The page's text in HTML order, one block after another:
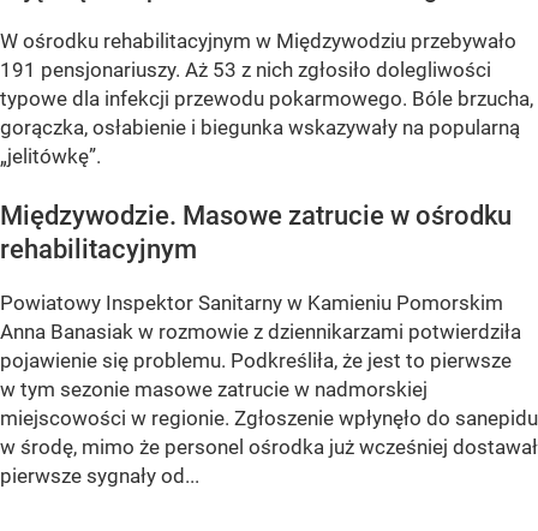
W ośrodku rehabilitacyjnym w Międzywodziu przebywało
191 pensjonariuszy. Aż 53 z nich zgłosiło dolegliwości
typowe dla infekcji przewodu pokarmowego. Bóle brzucha,
gorączka, osłabienie i biegunka wskazywały na popularną
„jelitówkę”.
Międzywodzie. Masowe zatrucie w ośrodku
rehabilitacyjnym
Powiatowy Inspektor Sanitarny w Kamieniu Pomorskim
Anna Banasiak w rozmowie z dziennikarzami potwierdziła
pojawienie się problemu. Podkreśliła, że jest to pierwsze
w tym sezonie masowe zatrucie w nadmorskiej
miejscowości w regionie. Zgłoszenie wpłynęło do sanepidu
w środę, mimo że personel ośrodka już wcześniej dostawał
pierwsze sygnały od...